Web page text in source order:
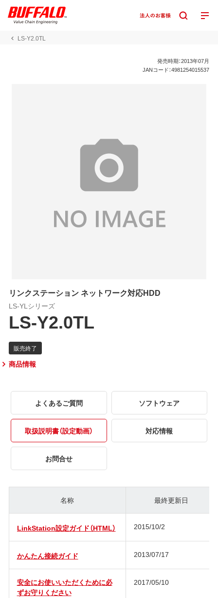
LS-Y2.0TL
発売時期：2013年07月
JANコード：4981254015537
リンクステーション ネットワーク対応HDD
LS-YLシリーズ
LS-Y2.0TL
商品情報
よくあるご質問 ソフトウェア
取扱説明書（設定動画） 対応情報
お問合せ
名称 最終更新日
LinkStation設定ガイド（HTML） 2015/10/2
かんたん接続ガイド 2013/07/17
安全にお使いいただくために必
ずお守りください
2017/05/10